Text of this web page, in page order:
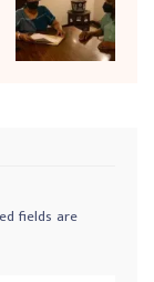
fields are